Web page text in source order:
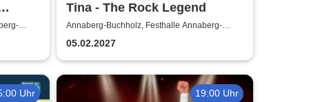
Tina - The Rock Legend
Annaberg-Buchholz, Festhalle Annaberg-
05.02.2027
Uhr 19:00 Uhr